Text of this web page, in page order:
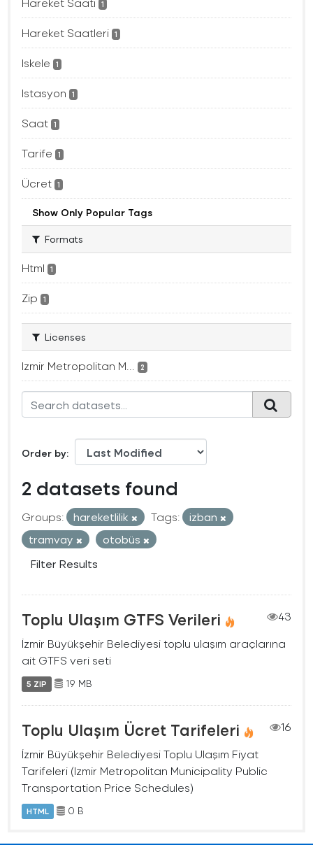
1
Hareket Saatleri 1
Iskele 1
Istasyon 1
Saat 1
Tarife 1
Ücret 1
Show Only Popular Tags
Formats
Html 1
Zip 1
Licenses
Izmir Metropolitan M... 2
Order by
2 datasets found
Groups: hareketlilik Tags:
izban
tramvay
otobüs
Filter Results
Toplu Ulaşım GTFS Verileri
43
İzmir Büyükşehir Belediyesi toplu ulaşım araçlarına
ait GTFS veri seti
5 ZIP 19 MB
Toplu Ulaşım Ücret Tarifeleri
16
İzmir Büyükşehir Belediyesi Toplu Ulaşım Fiyat
Tarifeleri (Izmir Metropolitan Municipality Public
Transportation Price Schedules)
HTML 0 B